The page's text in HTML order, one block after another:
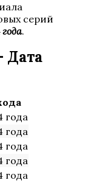
серий
.
Дата
года
года
года
года
года